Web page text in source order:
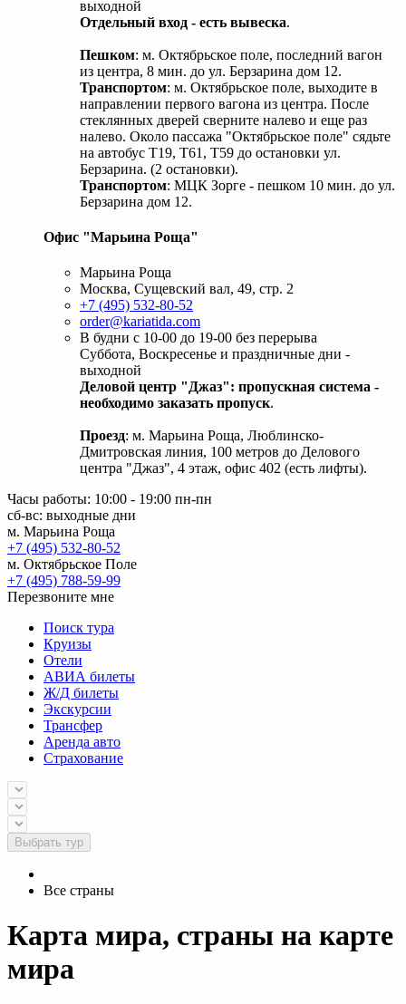
выходной
Отдельный вход - есть вывеска.
Пешком: м. Октябрьское поле, последний вагон
из центра, 8 мин. до ул. Берзарина дом 12.
Транспортом: м. Октябрьское поле, выходите в
направлении первого вагона из центра. После
стеклянных дверей сверните налево и еще раз
налево. Около пассажа "Октябрьское поле" сядьте
на автобус Т19, Т61, Т59 до остановки ул.
Берзарина. (2 остановки).
Транспортом: МЦК Зорге - пешком 10 мин. до ул.
Берзарина дом 12.
Офис "Марьина Роща"
Марьина Роща
Москва, Сущевский вал, 49, стр. 2
+7 (495) 532-80-52
order@kariatida.com
В будни с 10-00 до 19-00 без перерыва
Суббота, Воскресенье и праздничные дни -
выходной
Деловой центр "Джаз": пропускная система -
необходимо заказать пропуск.
Проезд: м. Марьина Роща, Люблинско-
Дмитровская линия, 100 метров до Делового
центра "Джаз", 4 этаж, офис 402 (есть лифты).
Часы работы: 10:00 - 19:00 пн-пн
сб-вс: выходные дни
м. Марьина Роща
+7 (495) 532-80-52
м. Октябрьское Поле
+7 (495) 788-59-99
Перезвоните мне
Поиск тура
Круизы
Отели
АВИА билеты
Ж/Д билеты
Экскурсии
Трансфер
Аренда авто
Страхование
Выбрать тур
Все страны
Карта мира, страны на карте
мира